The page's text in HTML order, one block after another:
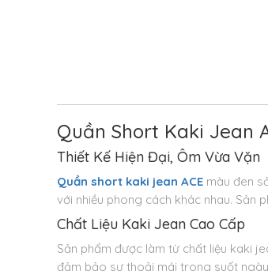
Quần Short Kaki Jean
Thiết Kế Hiện Đại, Ôm Vừa Vặn
Quần short kaki jean ACE màu đen
với nhiều phong cách khác nhau.
Chất Liệu Kaki Jean Cao Cấp
Sản phẩm được làm từ chất liệu kaki
đảm bảo sự thoải mái trong suốt